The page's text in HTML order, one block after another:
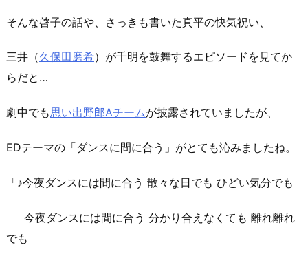
そんな啓子の話や、さっきも書いた真平の快気祝い、
三井（久保田磨希）が千明を鼓舞するエピソードを見てか
らだと…
劇中でも思い出野郎Aチームが披露されていましたが、
EDテーマの「ダンスに間に合う」がとても沁みましたね。
「♪今夜ダンスには間に合う 散々な日でも ひどい気分でも
今夜ダンスには間に合う 分かり合えなくても 離れ離れ
でも